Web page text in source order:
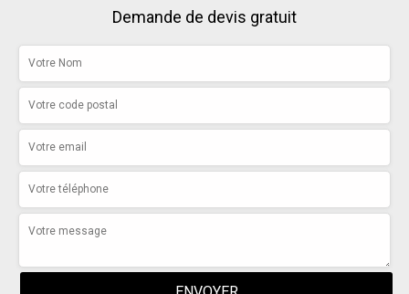
Demande de devis gratuit